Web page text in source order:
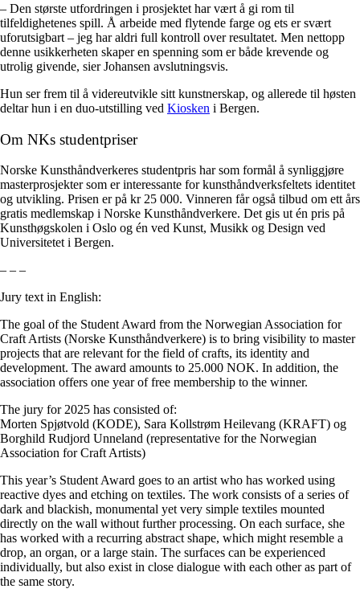
– Den største utfordringen i prosjektet har vært å gi rom til
tilfeldighetenes spill. Å arbeide med flytende farge og ets er svært
uforutsigbart – jeg har aldri full kontroll over resultatet. Men nettopp
denne usikkerheten skaper en spenning som er både krevende og
utrolig givende, sier Johansen avslutningsvis.
Hun ser frem til å videreutvikle sitt kunstnerskap, og allerede til høsten
deltar hun i en duo-utstilling ved Kiosken i Bergen.
Om NKs studentpriser
Norske Kunsthåndverkeres studentpris har som formål å synliggjøre
masterprosjekter som er interessante for kunsthåndverksfeltets identitet
og utvikling. Prisen er på kr 25 000. Vinneren får også tilbud om ett års
gratis medlemskap i Norske Kunsthåndverkere. Det gis ut én pris på
Kunsthøgskolen i Oslo og én ved Kunst, Musikk og Design ved
Universitetet i Bergen.
– – –
Jury text in English:
The goal of the Student Award from the Norwegian Association for
Craft Artists (Norske Kunsthåndverkere) is to bring visibility to master
projects that are relevant for the field of crafts, its identity and
development. The award amounts to 25.000 NOK. In addition, the
association offers one year of free membership to the winner.
The jury for 2025 has consisted of:
Morten Spjøtvold (KODE), Sara Kollstrøm Heilevang (KRAFT) og
Borghild Rudjord Unneland (representative for the Norwegian
Association for Craft Artists)
This year’s Student Award goes to an artist who has worked using
reactive dyes and etching on textiles. The work consists of a series of
dark and blackish, monumental yet very simple textiles mounted
directly on the wall without further processing. On each surface, she
has worked with a recurring abstract shape, which might resemble a
drop, an organ, or a large stain. The surfaces can be experienced
individually, but also exist in close dialogue with each other as part of
the same story.